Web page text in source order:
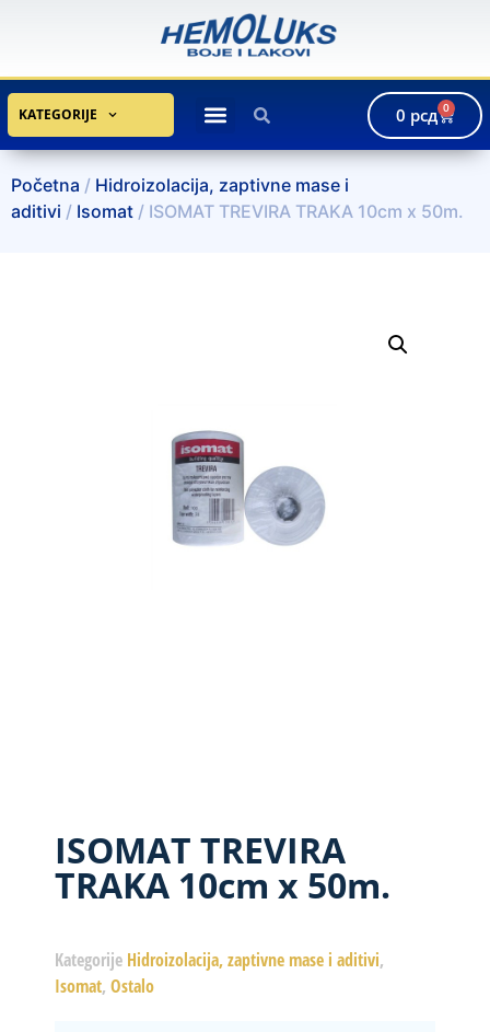
KATEGORIJE 0 рсд 0
Početna / Hidroizolacija, zaptivne mase i
aditivi / Isomat / ISOMAT TREVIRA TRAKA 10cm x 50m.
ISOMAT TREVIRA
TRAKA 10cm x 50m.
Kategorije Hidroizolacija, zaptivne mase i aditivi,
Isomat, Ostalo